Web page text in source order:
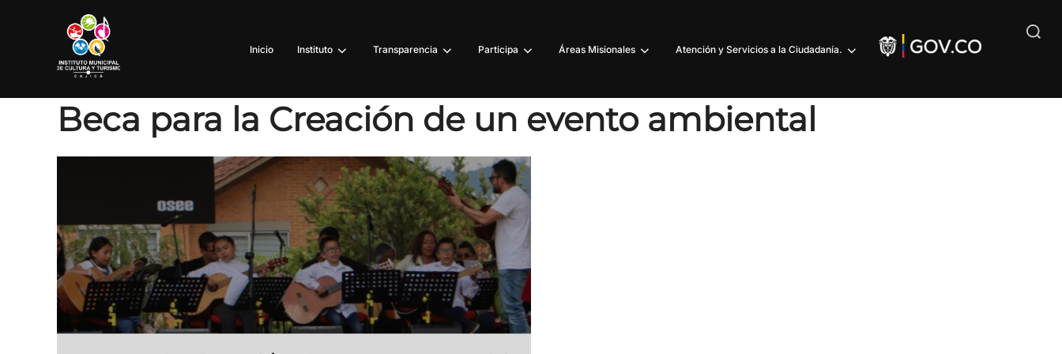
Inicio Instituto Transparencia Participa Áreas Misionales Atención y Servicios a la Ciudadanía.
Beca para la Creación de un evento ambiental